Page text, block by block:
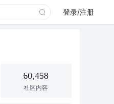
登录/注册
60,458
社区内容